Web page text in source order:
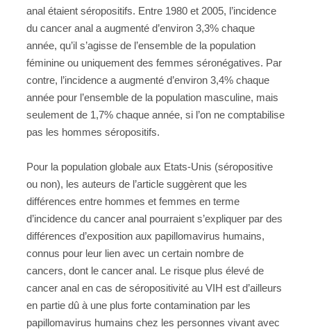
anal étaient séropositifs. Entre 1980 et 2005, l’incidence
du cancer anal a augmenté d’environ 3,3% chaque
année, qu’il s’agisse de l’ensemble de la population
féminine ou uniquement des femmes séronégatives. Par
contre, l’incidence a augmenté d’environ 3,4% chaque
année pour l’ensemble de la population masculine, mais
seulement de 1,7% chaque année, si l’on ne comptabilise
pas les hommes séropositifs.
Pour la population globale aux Etats-Unis (séropositive
ou non), les auteurs de l’article suggèrent que les
différences entre hommes et femmes en terme
d’incidence du cancer anal pourraient s’expliquer par des
différences d’exposition aux papillomavirus humains,
connus pour leur lien avec un certain nombre de
cancers, dont le cancer anal. Le risque plus élevé de
cancer anal en cas de séropositivité au VIH est d’ailleurs
en partie dû à une plus forte contamination par les
papillomavirus humains chez les personnes vivant avec